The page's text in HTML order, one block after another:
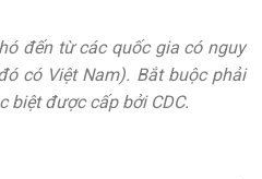
đến từ các quốc gia có nguy
có Việt Nam). Bắt buộc phải
biệt được cấp bởi CDC.